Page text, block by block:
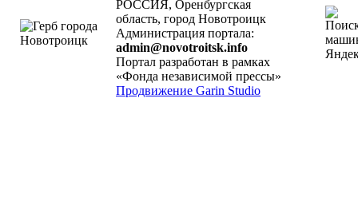
РОССИЯ, Оренбургская
область, город Новотроицк
Администрация портала:
admin@novotroitsk.info
Портал разработан в рамках
«Фонда независимой прессы»
Продвижение Garin Studio